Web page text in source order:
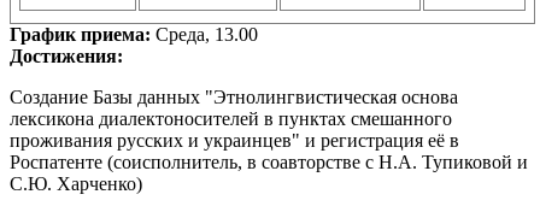
График приема: Среда, 13.00
Достижения:
Создание Базы данных "Этнолингвистическая основа
лексикона диалектоносителей в пунктах смешанного
проживания русских и украинцев" и регистрация её в
Роспатенте (соисполнитель, в соавторстве с Н.А. Тупиковой и
С.Ю. Харченко)